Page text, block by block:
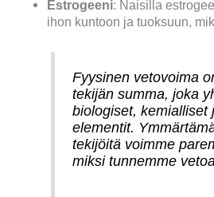
Estrogeeni: Naisilla
ihon kuntoon ja tuoksuun,
Fyysinen vetovoima
tekijän summa, joka
biologiset, kemialliset
elementit.
tekijöitä voimme
miksi tunnemme